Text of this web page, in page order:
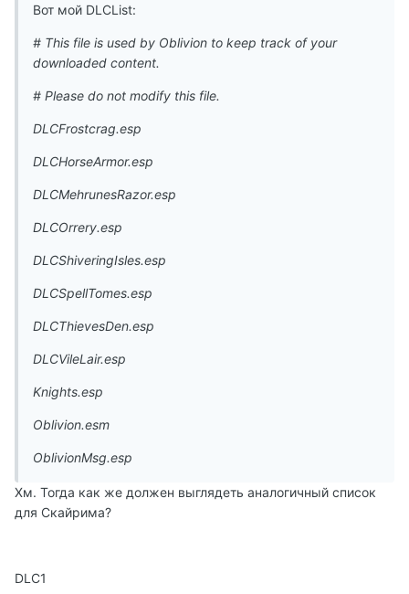
Вот мой DLCList:
# This file is used by Oblivion to keep track of your
downloaded content.
# Please do not modify this file.
DLCFrostcrag.esp
DLCHorseArmor.esp
DLCMehrunesRazor.esp
DLCOrrery.esp
DLCShiveringIsles.esp
DLCSpellTomes.esp
DLCThievesDen.esp
DLCVileLair.esp
Knights.esp
Oblivion.esm
OblivionMsg.esp
Хм. Тогда как же должен выглядеть аналогичный список
для Скайрима?
DLC1